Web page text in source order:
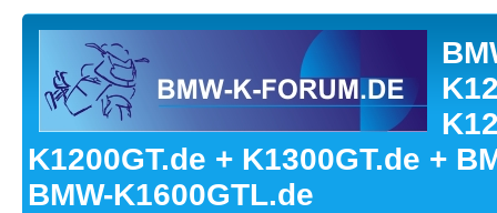
K1200GT.de + K1300GT.de +
BMW-K1600GTL.de